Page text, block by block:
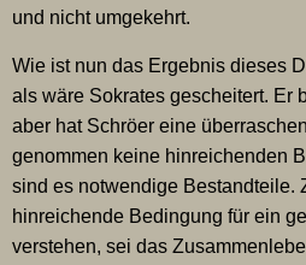
und nicht umgekehrt.
Wie ist nun das Ergebnis dieses
als wäre Sokrates gescheitert. Er
aber hat Schröer eine
genommen keine hinreichenden
sind es notwendige Bestandteile.
hinreichende Bedingung für ein
verstehen, sei das